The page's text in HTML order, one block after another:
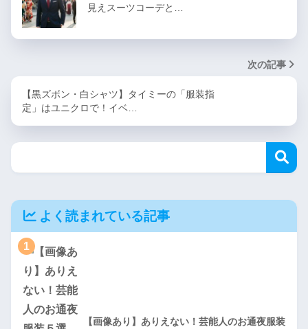
見えスーツコーデと…
次の記事
【黒ズボン・白シャツ】タイミーの「服装指
定」はユニクロで！イベ…
よく読まれている記事
1
【画像あり】ありえない！芸能人のお通夜服装